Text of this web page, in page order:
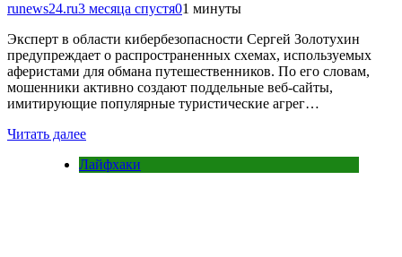
runews24.ru3 месяца спустя01 минуты
Эксперт в области кибербезопасности Сергей Золотухин
предупреждает о распространенных схемах, используемых
аферистами для обмана путешественников. По его словам,
мошенники активно создают поддельные веб-сайты,
имитирующие популярные туристические агрег…
Читать далее
Лайфхаки